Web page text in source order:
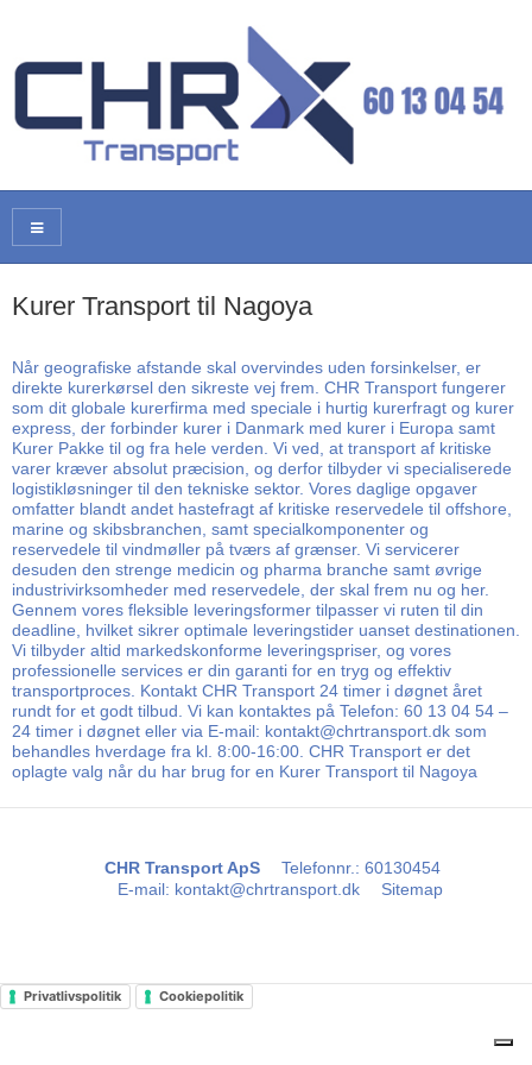
Kurer Transport til Nagoya
Når geografiske afstande skal overvindes uden forsinkelser, er
direkte kurerkørsel den sikreste vej frem. CHR Transport fungerer
som dit globale kurerfirma med speciale i hurtig kurerfragt og kurer
express, der forbinder kurer i Danmark med kurer i Europa samt
Kurer Pakke til og fra hele verden. Vi ved, at transport af kritiske
varer kræver absolut præcision, og derfor tilbyder vi specialiserede
logistikløsninger til den tekniske sektor. Vores daglige opgaver
omfatter blandt andet hastefragt af kritiske reservedele til offshore,
marine og skibsbranchen, samt specialkomponenter og
reservedele til vindmøller på tværs af grænser. Vi servicerer
desuden den strenge medicin og pharma branche samt øvrige
industrivirksomheder med reservedele, der skal frem nu og her.
Gennem vores fleksible leveringsformer tilpasser vi ruten til din
deadline, hvilket sikrer optimale leveringstider uanset destinationen.
Vi tilbyder altid markedskonforme leveringspriser, og vores
professionelle services er din garanti for en tryg og effektiv
transportproces. Kontakt CHR Transport 24 timer i døgnet året
rundt for et godt tilbud. Vi kan kontaktes på Telefon: 60 13 04 54 –
24 timer i døgnet eller via E-mail: kontakt@chrtransport.dk som
behandles hverdage fra kl. 8:00-16:00. CHR Transport er det
oplagte valg når du har brug for en Kurer Transport til Nagoya
CHR Transport ApS Telefonnr.: 60130454
E-mail: kontakt@chrtransport.dk Sitemap
Privatlivspolitik Cookiepolitik